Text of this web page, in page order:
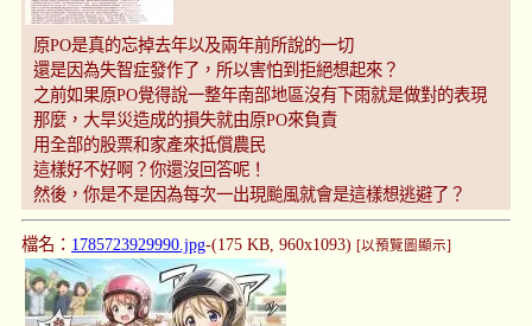
原PO是真的忘掉去年以及兩年前所說的一切
還是因為失智症發作了，所以害怕到拒絕想起來？
之前如果原PO覺得說一整年南部地區沒有下雨就是做對的表現
那麼，大旱災造成的損失就由原PO來負責
用全部的股票和家產來抵償農民
這樣好不好啊？你還沒回答呢！
然後，你是不是因為每次一出現颱風就會是這樣想逃避了？
檔名： 1785723929990.jpg-(175 KB, 960x1093) [以預覽圖顯示]